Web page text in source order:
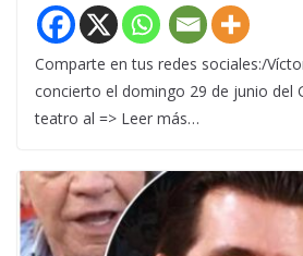
Comparte en tus redes sociales:/
concierto el domingo 29 de junio del
teatro al => Leer más…